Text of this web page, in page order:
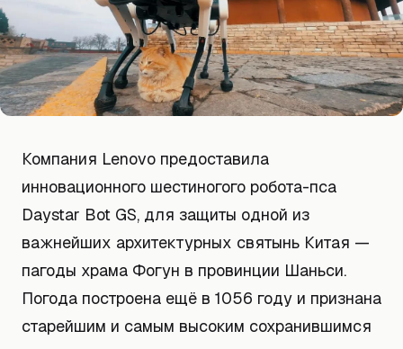
Компания Lenovo предоставила
инновационного шестиногого робота-пса
Daystar Bot GS, для защиты одной из
важнейших архитектурных святынь Китая —
пагоды храма Фогун в провинции Шаньси.
Погода построена ещё в 1056 году и признана
старейшим и самым высоким сохранившимся